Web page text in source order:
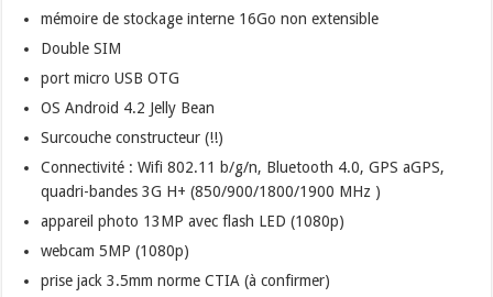
mémoire de stockage interne 16Go non extensible
Double SIM
port micro USB OTG
OS Android 4.2 Jelly Bean
Surcouche constructeur (!!)
Connectivité : Wifi 802.11 b/g/n, Bluetooth 4.0, GPS aGPS,
quadri-bandes 3G H+ (850/900/1800/1900 MHz )
appareil photo 13MP avec flash LED (1080p)
webcam 5MP (1080p)
prise jack 3.5mm norme CTIA (à confirmer)